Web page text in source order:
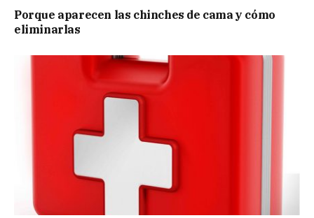
Porque aparecen las chinches de cama y cómo
eliminarlas